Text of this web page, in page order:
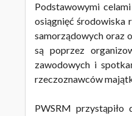
Podstawowymi
osiągnięć środowiska
samorządowych oraz
są poprzez
zawodowych i
rzeczoznawców
PWSRM